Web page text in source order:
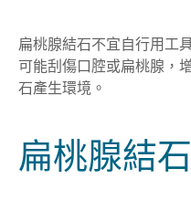
扁桃腺結石不宜自行用工
可能刮傷口腔或扁桃腺，
石產生環境。
扁桃腺結